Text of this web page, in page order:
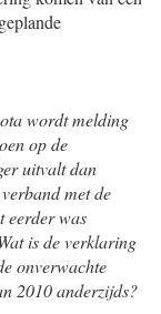
wordt melding
op de
uitvalt dan
met de
eerder was
is de verklaring
onverwachte
2010 anderzijds?